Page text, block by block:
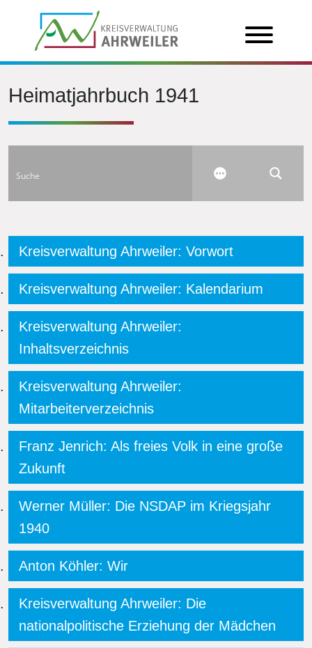
Heimatjahrbuch 1941
Kreisverwaltung Ahrweiler: Vorwort
Kreisverwaltung Ahrweiler: Kalendarium
Kreisverwaltung Ahrweiler:
Inhaltsverzeichnis
Kreisverwaltung Ahrweiler:
Mitarbeiterverzeichnis
Franz Jenrich: Als freies Volk in eine große
Zukunft
Werner Müller: Die NSDAP im Kriegsjahr
1940
Anton Köhler: Wir
Kreisverwaltung Ahrweiler: Die
nationalpolitische Erziehung der Mädchen